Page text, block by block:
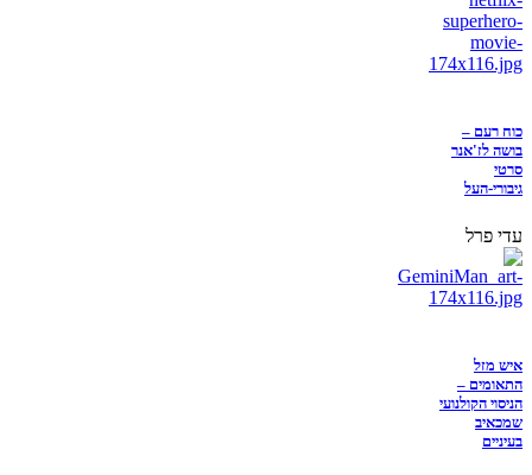
כוח רעם –
בושה לז'אנר
סרטי
גיבורי-העל
עדי פרל
איש מזל
התאומים –
הניסוי הקולנועי
שמכאיב
בעיניים